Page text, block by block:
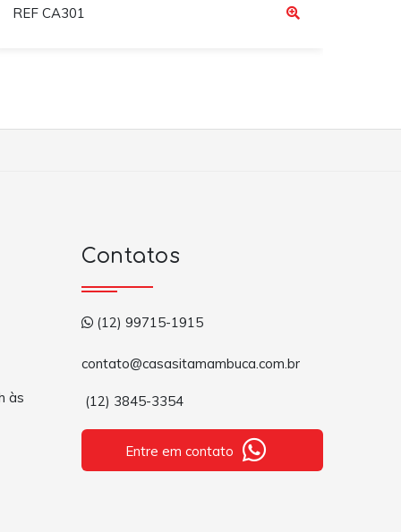
REF CA301
às
Contatos
(12) 99715-1915
contato@casasitamambuca.com.br
(12) 3845-3354
Entre em contato